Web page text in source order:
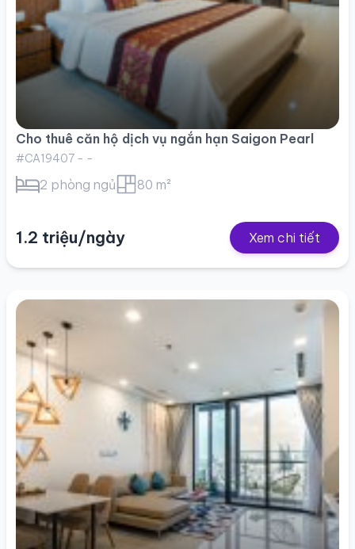
Cho thuê căn hộ dịch vụ ngắn hạn Saigon Pearl
#CA19407 - -
2 phòng ngủ 80 m²
1.2 triệu/ngày Xem chi tiết